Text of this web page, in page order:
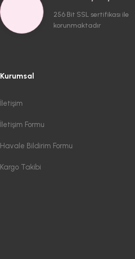
256 Bit SSL sertifikası ile
korunmaktadır
Kurumsal
İletişim
İletişim Formu
Havale Bildirim Formu
Kargo Takibi